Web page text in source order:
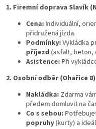
1. Firemní doprava Slavík
Cena: Individuální,
přidružená jízda.
Podmínky: Vykládka
příjezd (asfalt, beton,
Asistence: Při
2. Osobní odběr (Ohařice 8)
Nakládka: Zdarma
předem domluvit na
Co s sebou:
popruhy(kurty) a